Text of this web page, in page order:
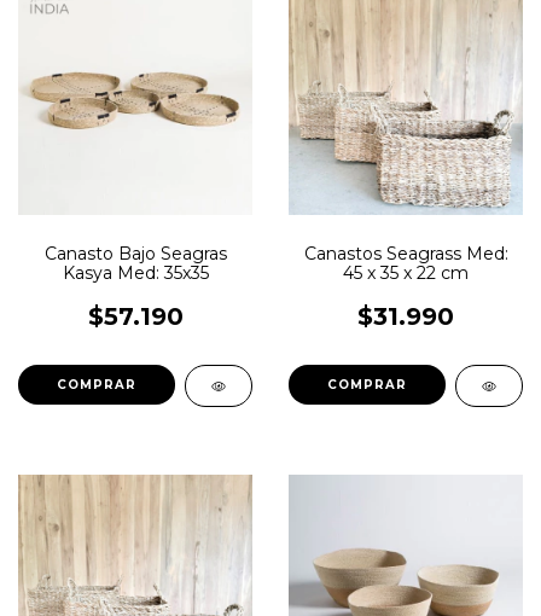
Canasto Bajo Seagras
Kasya Med: 35x35
$57.190
Canastos Seagrass Med:
45 x 35 x 22 cm
$31.990